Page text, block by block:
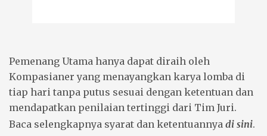
Pemenang Utama hanya dapat diraih oleh
Kompasianer yang menayangkan karya lomba di
tiap hari tanpa putus sesuai dengan ketentuan dan
mendapatkan penilaian tertinggi dari Tim Juri.
Baca selengkapnya syarat dan ketentuannya di sini.